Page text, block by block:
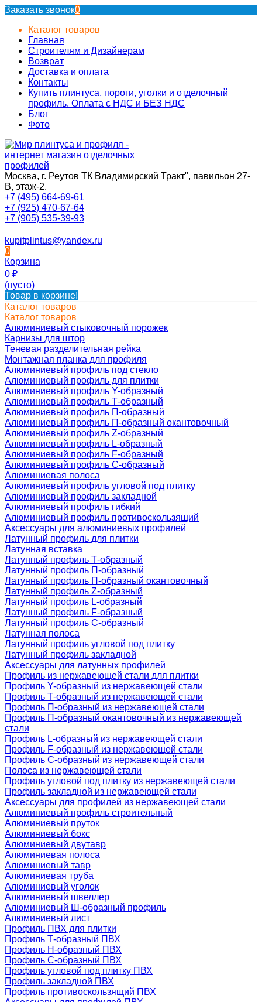
Заказать звонок0
Каталог товаров
Главная
Строителям и Дизайнерам
Возврат
Доставка и оплата
Контакты
Купить плинтуса, пороги, уголки и отделочный
профиль. Оплата с НДС и БЕЗ НДС
Блог
Фото
Москва, г. Реутов ТК Владимирский Тракт", павильон 27-
В, этаж-2.
+7 (495) 664-69-61
+7 (925) 470-67-64
+7 (905) 535-39-93
kupitplintus@yandex.ru
0
Корзина
0 ₽
(пусто)
Товар в корзине!
Каталог товаров
Каталог товаров
Алюминиевый стыковочный порожек
Карнизы для штор
Теневая разделительная рейка
Монтажная планка для профиля
Алюминиевый профиль под стекло
Алюминиевый профиль для плитки
Алюминиевый профиль Y-образный
Алюминиевый профиль Т-образный
Алюминиевый профиль П-образный
Алюминиевый профиль П-образный окантовочный
Алюминиевый профиль Z-образный
Алюминиевый профиль L-образный
Алюминиевый профиль F-образный
Алюминиевый профиль C-образный
Алюминиевая полоса
Алюминиевый профиль угловой под плитку
Алюминиевый профиль закладной
Алюминиевый профиль гибкий
Алюминиевый профиль противоскользящий
Аксессуары для алюминиевых профилей
Латунный профиль для плитки
Латунная вставка
Латунный профиль Т-образный
Латунный профиль П-образный
Латунный профиль П-образный окантовочный
Латунный профиль Z-образный
Латунный профиль L-образный
Латунный профиль F-образный
Латунный профиль C-образный
Латунная полоса
Латунный профиль угловой под плитку
Латунный профиль закладной
Аксессуары для латунных профилей
Профиль из нержавеющей стали для плитки
Профиль Y-образный из нержавеющей стали
Профиль Т-образный из нержавеющей стали
Профиль П-образный из нержавеющей стали
Профиль П-образный окантовочный из нержавеющей
стали
Профиль L-образный из нержавеющей стали
Профиль F-образный из нержавеющей стали
Профиль C-образный из нержавеющей стали
Полоса из нержавеющей стали
Профиль угловой под плитку из нержавеющей стали
Профиль закладной из нержавеющей стали
Аксессуары для профилей из нержавеющей стали
Алюминиевый профиль строительный
Алюминиевый пруток
Алюминиевый бокс
Алюминиевый двутавр
Алюминиевая полоса
Алюминиевый тавр
Алюминиевая труба
Алюминиевый уголок
Алюминиевый швеллер
Алюминиевый Ш-образный профиль
Алюминиевый лист
Профиль ПВХ для плитки
Профиль Т-образный ПВХ
Профиль H-образный ПВХ
Профиль C-образный ПВХ
Профиль угловой под плитку ПВХ
Профиль закладной ПВХ
Профиль противоскользящий ПВХ